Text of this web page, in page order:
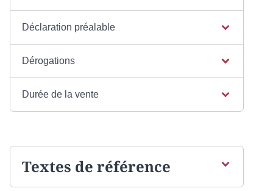
Déclaration préalable
Dérogations
Durée de la vente
Textes de référence